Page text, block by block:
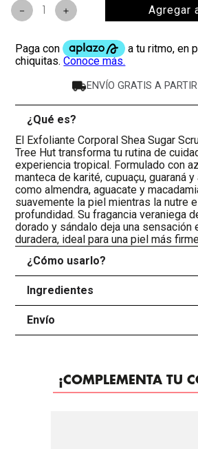
＋
－ Agregar
ENVÍO GRATIS A
¿Qué es?
El Exfoliante Corporal Shea Sugar
Tree Hut transforma tu rutina de
experiencia tropical. Formulado con
manteca de karité, cupuaçu, guaraná
como almendra, aguacate y
suavemente la piel mientras la nutre
profundidad. Su fragancia veraniega
dorado y sándalo deja una sensación
duradera, ideal para una piel más
¿Cómo usarlo?
Ingredientes
Envío
¡COMPLEMENTA TU